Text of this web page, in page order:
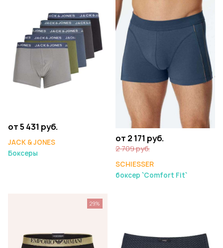
от 5 431 руб.
JACK & JONES
Боксеры
от 2 171 руб.
2 709 руб.
SCHIESSER
боксер `Comfort Fit`
29%